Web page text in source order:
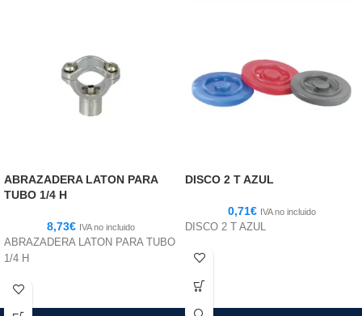
ABRAZADERA LATON PARA
TUBO 1/4 H
8,73€ IVA no incluido
ABRAZADERA LATON PARA TUBO
1/4 H
DISCO 2 T AZUL
0,71€ IVA no incluido
DISCO 2 T AZUL